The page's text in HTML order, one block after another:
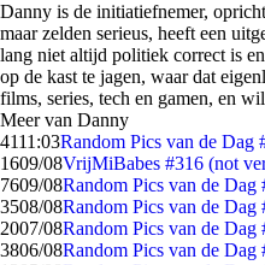
Danny is de initiatiefnemer,
maar zelden serieus, heeft een
lang niet altijd politiek correct is
op de kast te jagen, waar dat
films, series, tech en gamen, en
Meer van Danny
4111:03Random Pics van de Dag
1609/08VrijMiBabes #316 (not
7609/08Random Pics van de Dag
3508/08Random Pics van de Dag
2007/08Random Pics van de Dag
3806/08Random Pics van de Dag